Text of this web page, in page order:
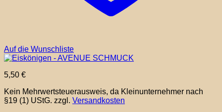
Auf die Wunschliste
5,50 €
Kein Mehrwertsteuerausweis, da Kleinunternehmer nach
§19 (1) UStG. zzgl. Versandkosten